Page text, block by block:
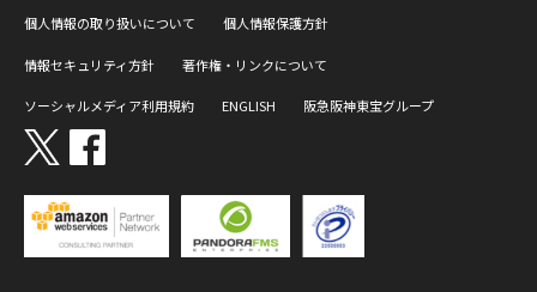
個人情報の取り扱いについて 個人情報保護方針
情報セキュリティ方針 著作権・リンクについて
ソーシャルメディア利用規約 ENGLISH 阪急阪神東宝グループ